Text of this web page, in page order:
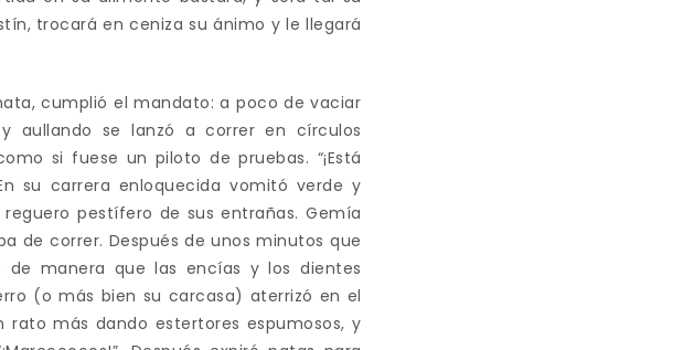
trocará en ceniza su ánimo y le llegará
cumplió el mandato: a poco de vaciar
aullando se lanzó a correr en círculos
si fuese un piloto de pruebas. “¡Está
su carrera enloquecida vomitó verde y
pestífero de sus entrañas. Gemía
de correr. Después de unos minutos que
manera que las encías y los dientes
(o más bien su carcasa) aterrizó en el
rato más dando estertores espumosos, y